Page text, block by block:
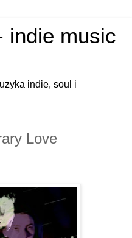
indie music
indie, soul i
Love